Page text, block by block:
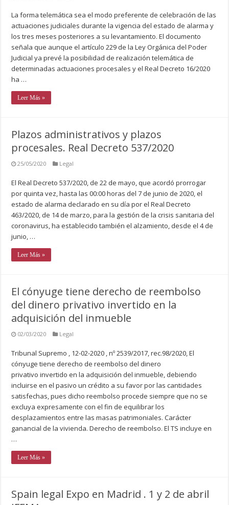
La forma telemática sea el modo preferente de celebración de las
actuaciones judiciales durante la vigencia del estado de alarma y
los tres meses posteriores a su levantamiento. El documento
señala que aunque el artículo 229 de la Ley Orgánica del Poder
Judicial ya prevé la posibilidad de realización telemática de
determinadas actuaciones procesales y el Real Decreto 16/2020
ha …
Leer Más »
Plazos administrativos y plazos
procesales. Real Decreto 537/2020
25/05/2020 Legal
El Real Decreto 537/2020, de 22 de mayo, que acordó prorrogar
por quinta vez, hasta las 00:00 horas del 7 de junio de 2020, el
estado de alarma declarado en su día por el Real Decreto
463/2020, de 14 de marzo, para la gestión de la crisis sanitaria del
coronavirus, ha establecido también el alzamiento, desde el 4 de
junio, …
Leer Más »
El cónyuge tiene derecho de reembolso
del dinero privativo invertido en la
adquisición del inmueble
02/03/2020 Legal
Tribunal Supremo , 12-02-2020 , nº 2539/2017, rec.98/2020, El
cónyuge tiene derecho de reembolso del dinero
privativo invertido en la adquisición del inmueble, debiendo
incluirse en el pasivo un crédito a su favor por las cantidades
satisfechas, pues dicho reembolso procede siempre que no se
excluya expresamente con el fin de equilibrar los
desplazamientos entre las masas patrimoniales. Carácter
ganancial de la vivienda. Derecho de reembolso. El TS incluye en
…
Leer Más »
Spain legal Expo en Madrid . 1 y 2 de abril